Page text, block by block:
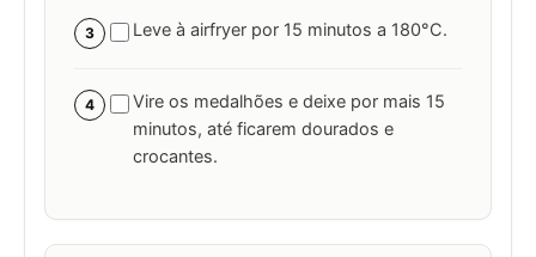
3 Leve à airfryer por 15 minutos a 180°C.
4
Vire os medalhões e deixe por mais 15
minutos, até ficarem dourados e
crocantes.